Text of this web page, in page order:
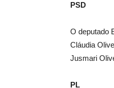
PSD
O deputado
Cláudia
Jusmari
PL